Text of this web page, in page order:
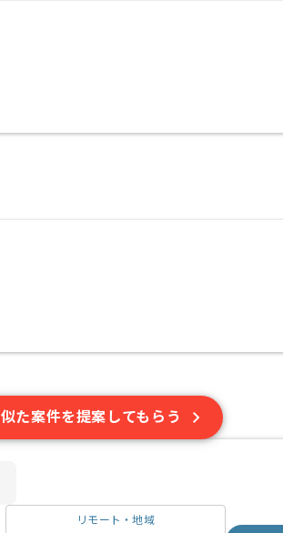
似た案件を提案してもらう
リモート・地域